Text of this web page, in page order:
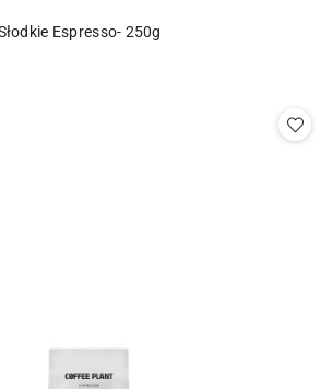
Espresso- 250g